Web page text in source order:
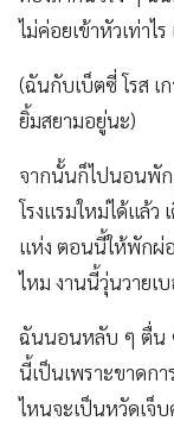
ไม่ค่อยเข้าหัวเท่าไ
(ฉันกับเบ็ตซี่ โรส เ
ยิ้มสยามอยู่นะ)
จากนั้นก็ไปนอนพัก
โรงแรมใหม่ได้แล้ว
แห่ง ตอนนี้ให้พักผ่
ไหม งานนี้วุ่นวายเ
ฉันนอนหลับ ๆ ตื่น
นี้เป็นเพราะขาดก
ไหนจะเป็นหวัดเจ็